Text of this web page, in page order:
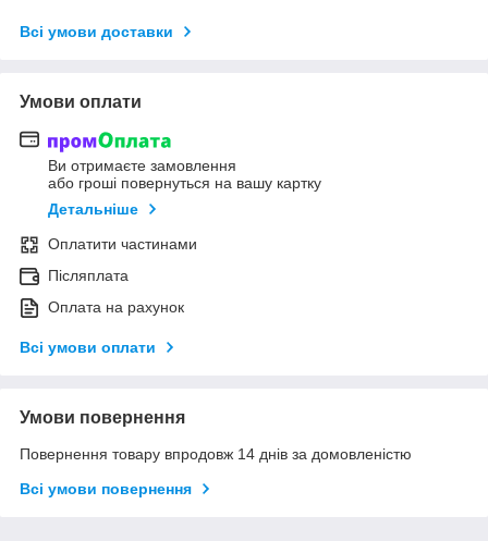
Всі умови доставки
Умови оплати
Ви отримаєте замовлення
або гроші повернуться на вашу картку
Детальніше
Оплатити частинами
Післяплата
Оплата на рахунок
Всі умови оплати
Умови повернення
Повернення товару впродовж 14 днів за домовленістю
Всі умови повернення